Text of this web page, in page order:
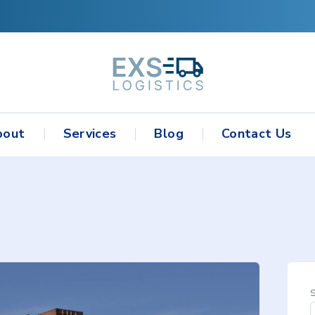
Services Blog Contact Us